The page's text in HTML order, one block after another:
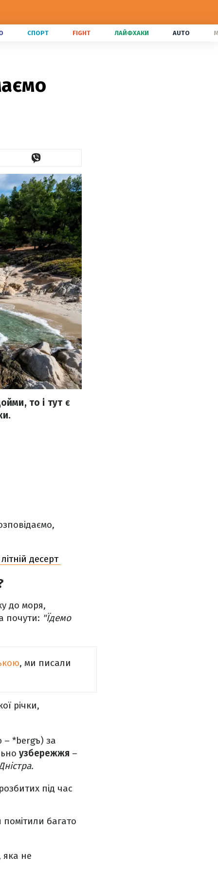
СПОРТ FIGHT ЛАЙФХАКИ AUTO
то і тут є
десерт
до моря,
почути: "Їдемо
, ми писали
річки,
– *bergъ) за
узбережжя –
під час
багато
яка не